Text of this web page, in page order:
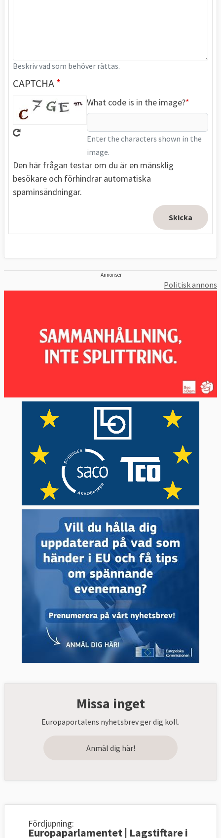
Beskriv vad som behöver rättas.
CAPTCHA
What code is in the image?
Enter the characters shown in the
image.
Den här frågan testar om du är en mänsklig
besökare och förhindrar automatiska
spaminsändningar.
Annonser
Politisk annons
Missa inget
Europaportalens nyhetsbrev ger dig koll.
Anmäl dig här!
Fördjupning:
Europaparlamentet | Lagstiftare i